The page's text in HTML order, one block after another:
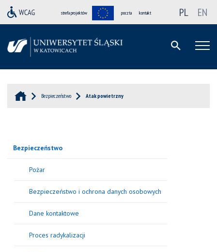
strefa projektów poczta kontakt PL EN
Bezpieczeństwo Atak powietrzny
Bezpieczeństwo
Pożar
Bezpieczeństwo i ochrona danych osobowych
Dane kontaktowe
Proces radykalizacji